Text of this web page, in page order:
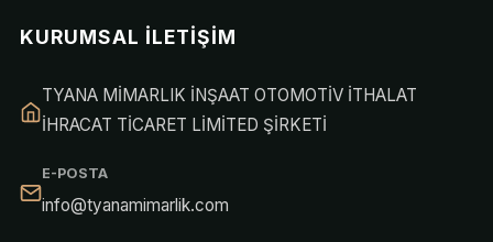
KURUMSAL İLETIŞIM
TYANA MİMARLIK İNŞAAT OTOMOTİV İTHALAT
İHRACAT TİCARET LİMİTED ŞİRKETİ
E-POSTA
info@tyanamimarlik.com